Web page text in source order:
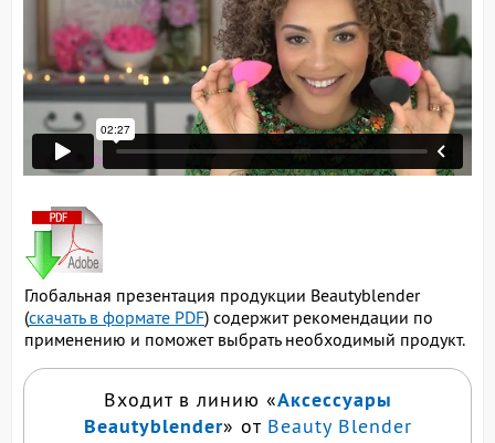
Глобальная презентация продукции Beautyblender
(скачать в формате PDF) содержит рекомендации по
применению и поможет выбрать необходимый продукт.
Входит в линию «Аксессуары
Beautyblender» от Beauty Blender